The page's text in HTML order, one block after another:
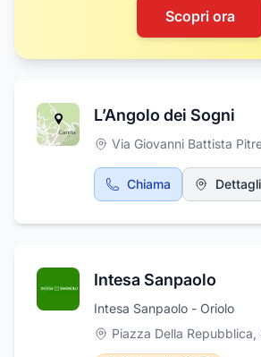
Scopri ora
L’Angolo dei Sogni
Via Giovanni Battista
Chiama Dettagli
Intesa Sanpaolo
Intesa Sanpaolo - Oriolo
Piazza Della Repubblica,